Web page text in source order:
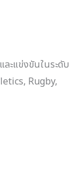
ะแข่งขันในระดับ
Rugby,